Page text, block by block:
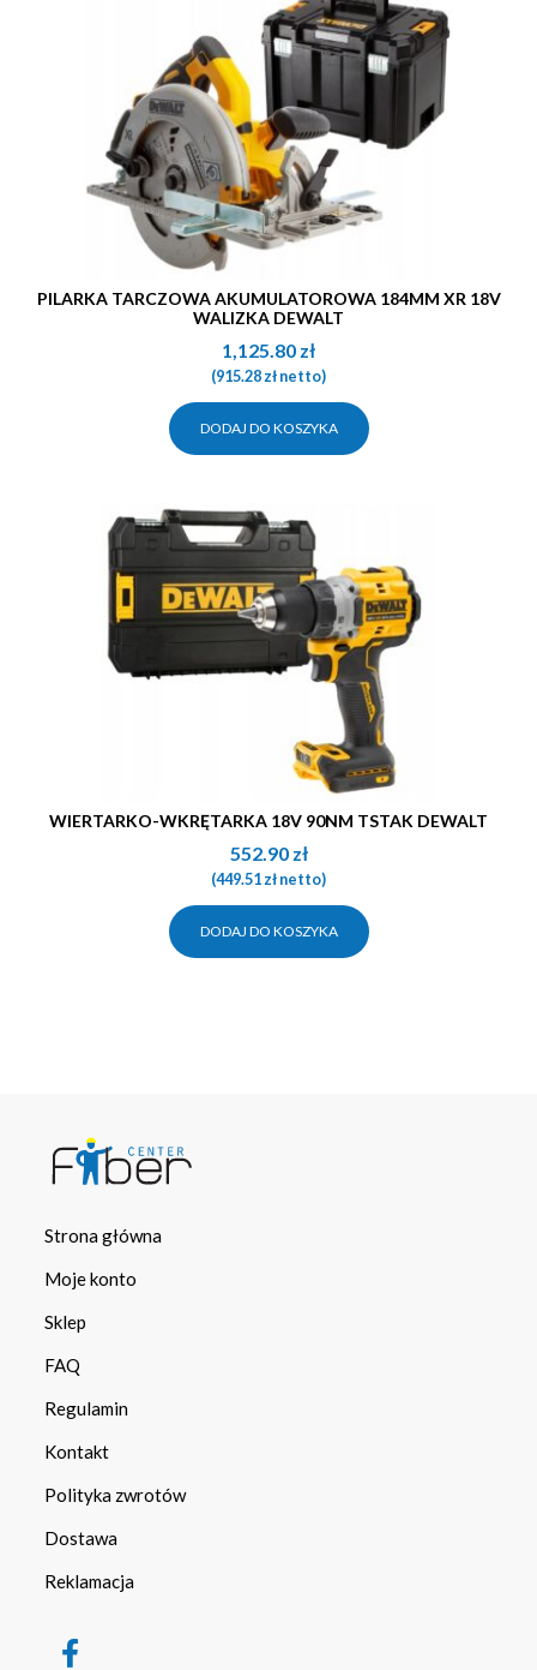
PILARKA TARCZOWA AKUMULATOROWA 184MM XR 18V
WALIZKA DEWALT
1,125.80 zł
(915.28złnetto)
DODAJ DO KOSZYKA
WIERTARKO-WKRĘTARKA 18V 90NM TSTAK DEWALT
552.90 zł
(449.51złnetto)
DODAJ DO KOSZYKA
Strona główna
Moje konto
Sklep
FAQ
Regulamin
Kontakt
Polityka zwrotów
Dostawa
Reklamacja